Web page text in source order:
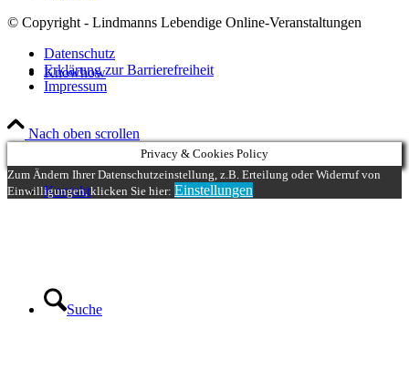
Knowhow
Kontakt
Suche
© Copyright - Lindmanns Lebendige Online-Veranstaltungen
Datenschutz
Erklärung zur Barrierefreiheit
Impressum
Nach oben scrollen
Privacy & Cookies Policy
Zum Ändern Ihrer Datenschutzeinstellung, z.B. Erteilung oder Widerruf von
Einwilligungen, klicken Sie hier: Einstellungen